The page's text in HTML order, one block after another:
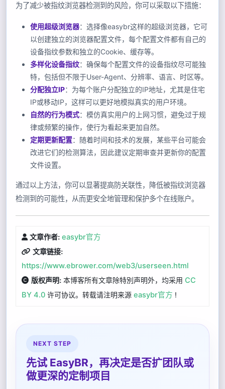
为了减少被指纹浏览器检测到的风险，你可以采取以下措施：
使用超级浏览器：选择像easybr这样的超级浏览器，它可
以创建独立的浏览器配置文件，每个配置文件都有自己的
设备指纹参数和独立的Cookie、缓存等。
多样化设备指纹：确保每个配置文件的设备指纹尽可能独
特，包括但不限于User-Agent、分辨率、语言、时区等。
分配独立IP：为每个账户分配独立的IP地址，尤其是住宅
IP或移动IP，这样可以更好地模拟真实的用户环境。
自然的行为模式：模仿真实用户的上网习惯，避免过于规
律或频繁的操作，使行为看起来更加自然。
定期更新配置：随着时间和技术的发展，某些平台可能会
改进它们的检测算法，因此建议定期审查并更新你的配置
文件设置。
通过以上方法，你可以显著提高防关联性，降低被指纹浏览器
检测到的可能性，从而更安全地管理和保护多个在线账户。
文章作者: easybr官方
文章链接:
https://www.ebrower.com/web3/userseen.html
版权声明: 本博客所有文章除特別声明外，均采用CC
BY 4.0 许可协议。转载请注明来源easybr官方 !
NEXT STEP
先试 EasyBR，再决定是否扩团队或
做更深的定制项目